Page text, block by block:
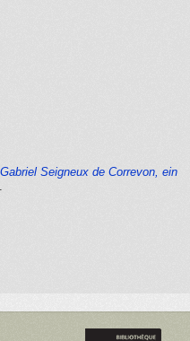
Gabriel Seigneux de Correvon, ein